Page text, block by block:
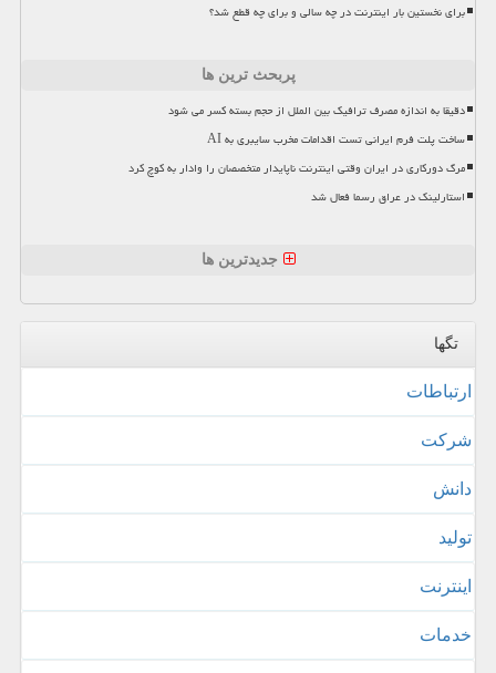
برای نخستین بار اینترنت در چه سالی و برای چه قطع شد؟
پربحث ترین ها
دقیقا به اندازه مصرف ترافیک بین الملل از حجم بسته کسر می شود
ساخت پلت فرم ایرانی تست اقدامات مخرب سایبری به AI
مرگ دورکاری در ایران وقتی اینترنت ناپایدار متخصصان را وادار به کوچ کرد
استارلینک در عراق رسما فعال شد
جدیدترین ها
تگها
ارتباطات
شركت
دانش
تولید
اینترنت
خدمات